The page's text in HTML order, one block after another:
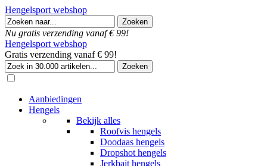
Hengelsport webshop
Nu gratis verzending vanaf € 99!
Hengelsport webshop
Gratis verzending vanaf € 99!
Aanbiedingen
Hengels
Bekijk alles
Roofvis hengels
Doodaas hengels
Dropshot hengels
Jerkbait hengels